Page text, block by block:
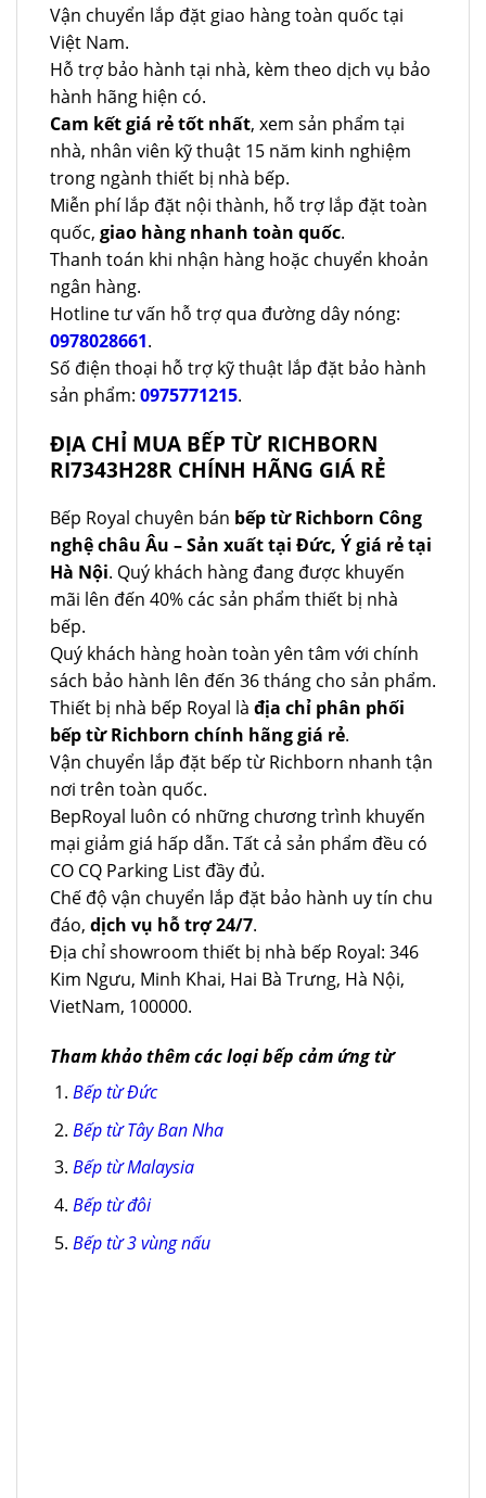
Vận chuyển lắp đặt giao hàng toàn quốc tại
Việt Nam.
Hỗ trợ bảo hành tại nhà, kèm theo dịch vụ bảo
hành hãng hiện có.
Cam kết giá rẻ tốt nhất, xem sản phẩm tại
nhà, nhân viên kỹ thuật 15 năm kinh nghiệm
trong ngành thiết bị nhà bếp.
Miễn phí lắp đặt nội thành, hỗ trợ lắp đặt toàn
quốc, giao hàng nhanh toàn quốc.
Thanh toán khi nhận hàng hoặc chuyển khoản
ngân hàng.
Hotline tư vấn hỗ trợ qua đường dây nóng:
0978028661.
Số điện thoại hỗ trợ kỹ thuật lắp đặt bảo hành
sản phẩm: 0975771215.
ĐỊA CHỈ MUA BẾP TỪ RICHBORN
RI7343H28R CHÍNH HÃNG GIÁ RẺ
Bếp Royal chuyên bán bếp từ Richborn Công
nghệ châu Âu – Sản xuất tại Đức, Ý giá rẻ tại
Hà Nội. Quý khách hàng đang được khuyến
mãi lên đến 40% các sản phẩm thiết bị nhà
bếp.
Quý khách hàng hoàn toàn yên tâm với chính
sách bảo hành lên đến 36 tháng cho sản phẩm.
Thiết bị nhà bếp Royal là địa chỉ phân phối
bếp từ Richborn chính hãng giá rẻ.
Vận chuyển lắp đặt bếp từ Richborn nhanh tận
nơi trên toàn quốc.
BepRoyal luôn có những chương trình khuyến
mại giảm giá hấp dẫn. Tất cả sản phẩm đều có
CO CQ Parking List đầy đủ.
Chế độ vận chuyển lắp đặt bảo hành uy tín chu
đáo, dịch vụ hỗ trợ 24/7.
Địa chỉ showroom thiết bị nhà bếp Royal: 346
Kim Ngưu, Minh Khai, Hai Bà Trưng, Hà Nội,
VietNam, 100000.
Tham khảo thêm các loại bếp cảm ứng từ
Bếp từ Đức
Bếp từ Tây Ban Nha
Bếp từ Malaysia
Bếp từ đôi
Bếp từ 3 vùng nấu